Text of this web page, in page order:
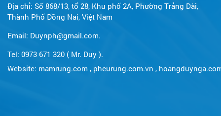
Địa chỉ: Số 868/13, tổ 28, Khu phố 2A, Phường Trảng Dài,
Thành Phố Đồng Nai, Việt Nam
Email: Duynph@gmail.com.
Tel: 0973 671 320 ( Mr. Duy ).
Website: mamrung.com , pheurung.com.vn ,